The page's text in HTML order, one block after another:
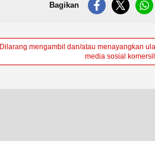
Bagikan
Dilarang mengambil dan/atau menayangkan
media sosial